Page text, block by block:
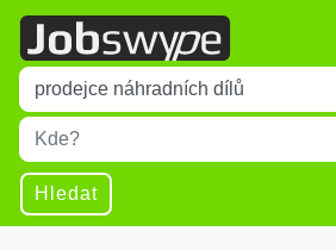
Title
Type 1 or more characters for results.
Místo
Type 1 or more characters for results.
Hledat